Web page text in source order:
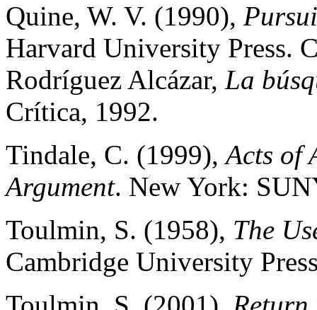
Quine, W. V. (1990),
Harvard University Press.
Rodríguez Alcázar, La
Crítica, 1992.
Tindale, C. (1999),Acts of
Argument. New York:
Toulmin, S. (1958), The
Cambridge University